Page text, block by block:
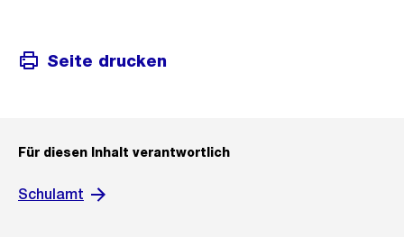
Seite drucken
Für diesen Inhalt verantwortlich
Schulamt